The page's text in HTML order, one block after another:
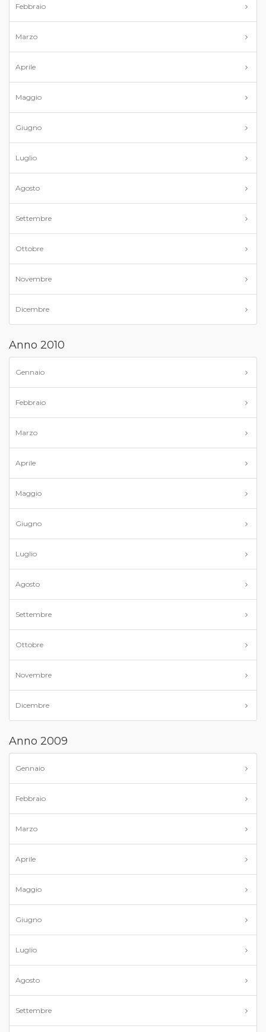
Febbraio
Marzo
Aprile
Maggio
Giugno
Luglio
Agosto
Settembre
Ottobre
Novembre
Dicembre
Anno 2010
Gennaio
Febbraio
Marzo
Aprile
Maggio
Giugno
Luglio
Agosto
Settembre
Ottobre
Novembre
Dicembre
Anno 2009
Gennaio
Febbraio
Marzo
Aprile
Maggio
Giugno
Luglio
Agosto
Settembre